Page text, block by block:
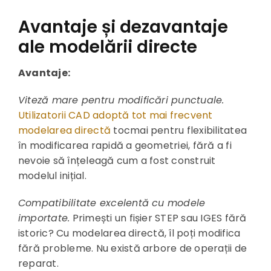
Avantaje și dezavantaje
ale modelării directe
Avantaje:
Viteză mare pentru modificări punctuale.
Utilizatorii CAD adoptă tot mai frecvent
modelarea directă tocmai pentru flexibilitatea
în modificarea rapidă a geometriei, fără a fi
nevoie să înțeleagă cum a fost construit
modelul inițial.
Compatibilitate excelentă cu modele
importate. Primești un fișier STEP sau IGES fără
istoric? Cu modelarea directă, îl poți modifica
fără probleme. Nu există arbore de operații de
reparat.